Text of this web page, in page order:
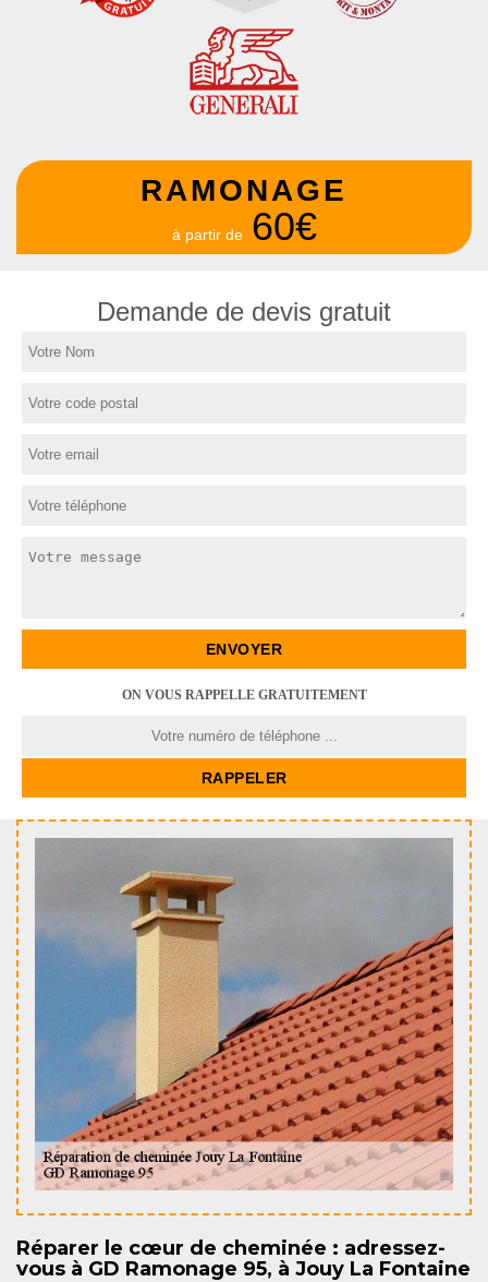
RAMONAGE
à partir de 60€
Demande de devis gratuit
ON VOUS RAPPELLE GRATUITEMENT
Réparer le cœur de cheminée : adressez-
vous à GD Ramonage 95, à Jouy La Fontaine